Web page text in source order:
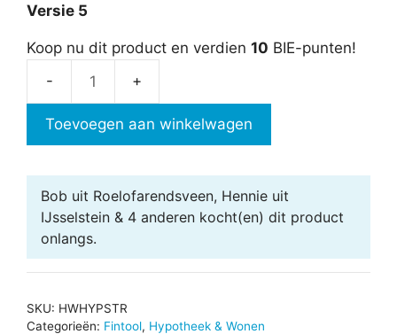
Versie 5
Koop nu dit product en verdien 10 BIE-punten!
aantal
Toevoegen aan winkelwagen
Bob uit Roelofarendsveen, Hennie uit
IJsselstein & 4 anderen kocht(en) dit product
onlangs.
SKU: HWHYPSTR
Categorieën: Fintool, Hypotheek & Wonen